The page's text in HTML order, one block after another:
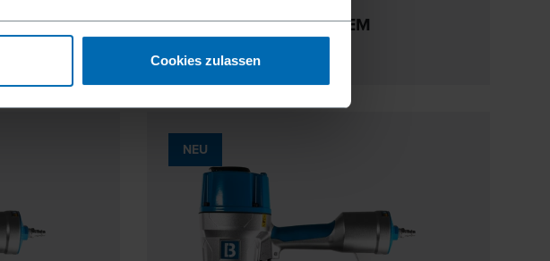
Cookies zulassen
LIGNOLOC® F44 SYSTEM
15° Coil, 38 - 60 mm
NEU